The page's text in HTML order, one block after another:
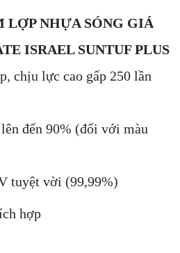
LỢP NHỰA SÓNG GIÁ
ISRAEL SUNTUF PLUS
chịu lực cao gấp 250 lần
đến 90% (đối với màu
tuyệt vời (99,99%)
hợp